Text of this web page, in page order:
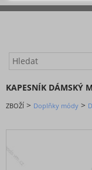
NOVINKY
BESTSELLERY
KAPESNÍK DÁMSKÝ
ZBOŽÍ > Doplňky módy >